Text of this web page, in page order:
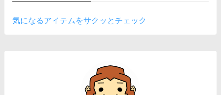
気になるアイテムをサクッとチェック